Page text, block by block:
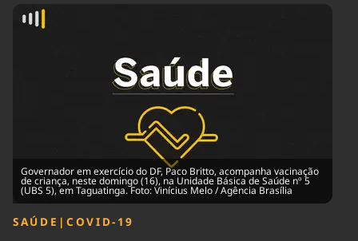
Agronegócios
Economia
Educação
Infraestrutura
Internacional
Política
Saúde
Tempo
Governador em exercício do DF, Paco Britto, acompanha vacinação
de criança, neste domingo (16), na Unidade Básica de Saúde nº 5
(UBS 5), em Taguatinga. Foto: Vinícius Melo / Agência Brasília
SAÚDE | COVID-19